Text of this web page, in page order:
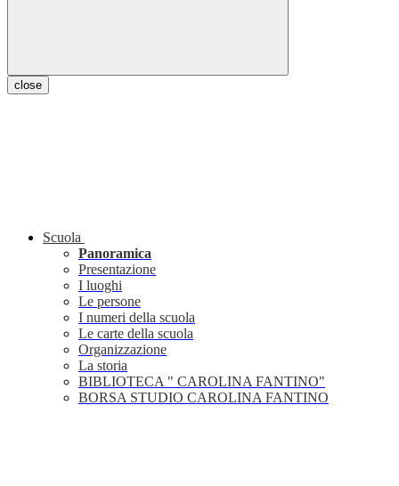
close
Scuola
Panoramica
Presentazione
I luoghi
Le persone
I numeri della scuola
Le carte della scuola
Organizzazione
La storia
BIBLIOTECA " CAROLINA FANTINO"
BORSA STUDIO CAROLINA FANTINO